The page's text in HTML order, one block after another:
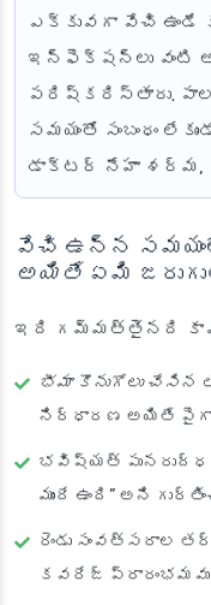
ఎక్కువగా వేచి ఉండే
ఇన్ఫెక్షన్లు వంటి
పరిష్కరిస్తారు.
సమయంతో సంబంధం
డాక్టర్ నేహా శర్మ,
వేచి ఉన్న
అయితే ఏమి
ఇది గమ్మత్తైనది
భీమా కొనుగోలు చేసిన
నిర్ధారణ అయితే
భవిష్యత్
ముందే ఉంది” అని
రెండు సంవత్సరాల
కవరేజ్